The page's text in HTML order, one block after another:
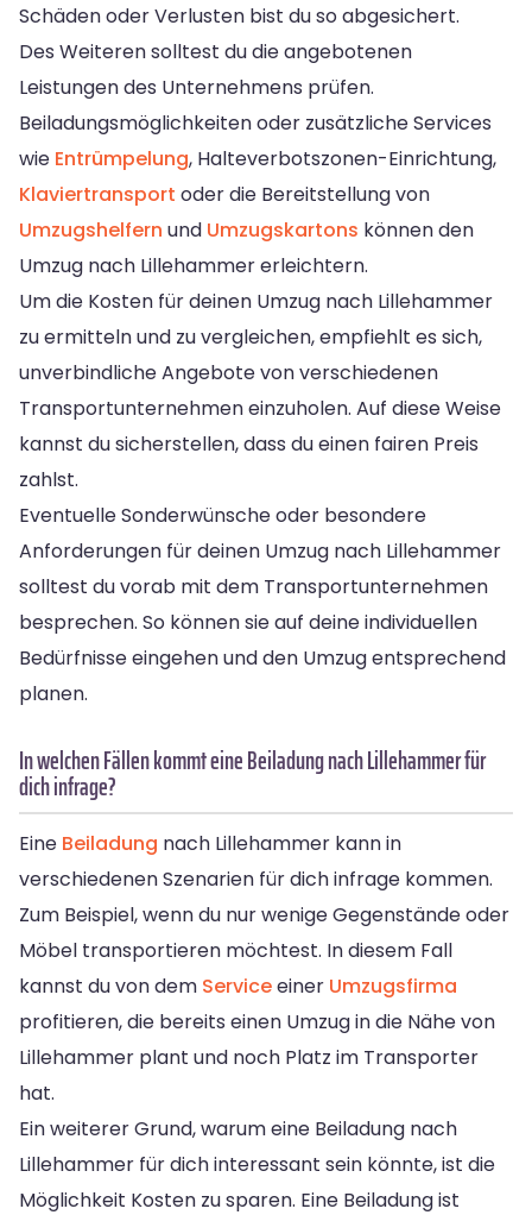
Schäden oder Verlusten bist du so abgesichert.
Des Weiteren solltest du die angebotenen
Leistungen des Unternehmens prüfen.
Beiladungsmöglichkeiten oder zusätzliche Services
wie Entrümpelung, Halteverbotszonen-Einrichtung,
Klaviertransport oder die Bereitstellung von
Umzugshelfern und Umzugskartons können den
Umzug nach Lillehammer erleichtern.
Um die Kosten für deinen Umzug nach Lillehammer
zu ermitteln und zu vergleichen, empfiehlt es sich,
unverbindliche Angebote von verschiedenen
Transportunternehmen einzuholen. Auf diese Weise
kannst du sicherstellen, dass du einen fairen Preis
zahlst.
Eventuelle Sonderwünsche oder besondere
Anforderungen für deinen Umzug nach Lillehammer
solltest du vorab mit dem Transportunternehmen
besprechen. So können sie auf deine individuellen
Bedürfnisse eingehen und den Umzug entsprechend
planen.
In welchen Fällen kommt eine Beiladung nach Lillehammer für
dich infrage?
Eine Beiladung nach Lillehammer kann in
verschiedenen Szenarien für dich infrage kommen.
Zum Beispiel, wenn du nur wenige Gegenstände oder
Möbel transportieren möchtest. In diesem Fall
kannst du von dem Serviceeiner Umzugsfirma
profitieren, die bereits einen Umzug in die Nähe von
Lillehammer plant und noch Platz im Transporter
hat.
Ein weiterer Grund, warum eine Beiladung nach
Lillehammer für dich interessant sein könnte, ist die
Möglichkeit Kosten zu sparen. Eine Beiladung ist